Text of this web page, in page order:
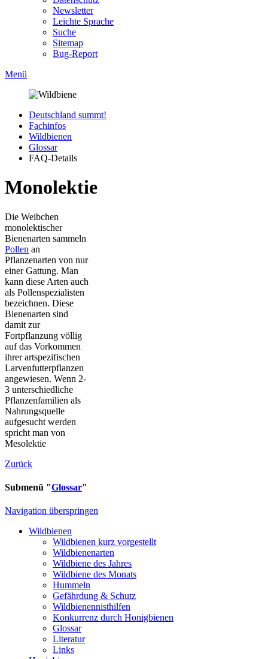
Newsletter
Leichte Sprache
Suche
Sitemap
Bug-Report
Menü
Deutschland summt!
Fachinfos
Wildbienen
Glossar
FAQ-Details
Monolektie
Die Weibchen
monolektischer
Bienenarten sammeln
Pollen an
Pflanzenarten von nur
einer Gattung. Man
kann diese Arten auch
als Pollenspezialisten
bezeichnen. Diese
Bienenarten sind
damit zur
Fortpflanzung völlig
auf das Vorkommen
ihrer artspezifischen
Larvenfutterpflanzen
angewiesen. Wenn 2-
3 unterschiedliche
Pflanzenfamilien als
Nahrungsquelle
aufgesucht werden
spricht man von
Mesolektie
Zurück
Submenü "Glossar"
Navigation überspringen
Wildbienen
Wildbienen kurz vorgestellt
Wildbienenarten
Wildbiene des Jahres
Wildbiene des Monats
Hummeln
Gefährdung & Schutz
Wildbienennisthilfen
Konkurrenz durch Honigbienen
Glossar
Literatur
Links